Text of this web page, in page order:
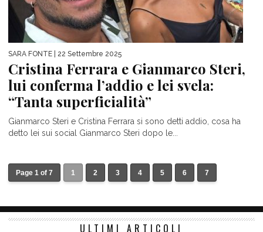
SARA FONTE | 22 Settembre 2025
Cristina Ferrara e Gianmarco Steri,
lui conferma l’addio e lei svela:
“Tanta superficialità”
Gianmarco Steri e Cristina Ferrara si sono detti addio, cosa ha
detto lei sui social Gianmarco Steri dopo le...
Page 1 of 7 1 2 3 4 5 6 7
ULTIMI ARTICOLI